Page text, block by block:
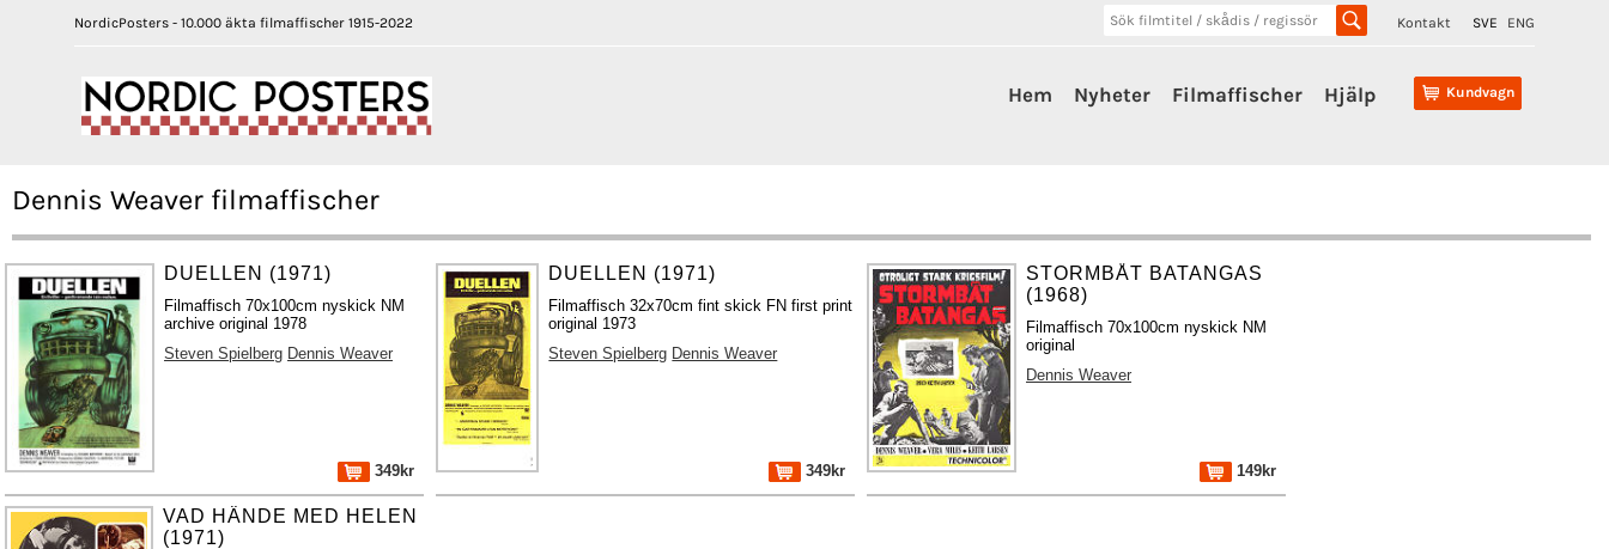
NordicPosters - 10.000 äkta filmaffischer 1915-2022 Kontakt SVE ENG
Kundvagn
Hem Nyheter Filmaffischer Hjälp
Dennis Weaver filmaffischer
DUELLEN (1971)
Filmaffisch 70x100cm nyskick NM
archive original 1978
Steven Spielberg Dennis Weaver
349kr
DUELLEN (1971)
Filmaffisch 32x70cm fint skick FN first print
original 1973
Steven Spielberg Dennis Weaver
349kr
STORMBÅT BATANGAS
(1968)
Filmaffisch 70x100cm nyskick NM
original
Dennis Weaver
149kr
VAD HÄNDE MED HELEN
(1971)